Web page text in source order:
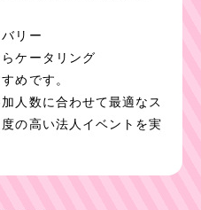
リー
ケータリング
めです。
人数に合わせて最適なス
の高い法人イベントを実